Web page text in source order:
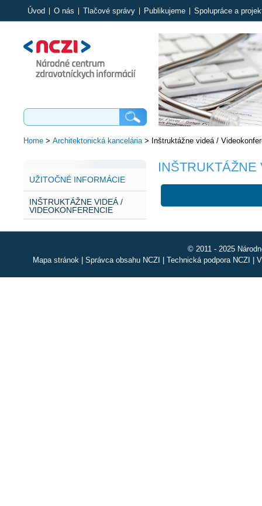
Úvod O nás Tlačové správy Publikujeme Spolupráce a
Home> Architektonická kancelária> Inštruktážne videá /
UŽITOČNÉ INFORMÁCIE
INŠTRUKTÁŽNE VIDEÁ /
VIDEOKONFERENCIE
© 2011 - 2025
Mapa stránok| Správca obsahu NCZI Technická podpora NCZI